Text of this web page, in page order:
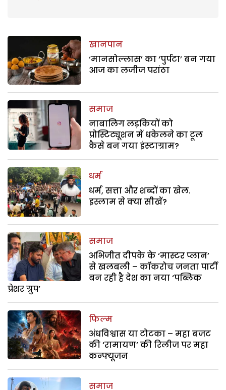
खानपान
‘मानसोल्लास’ का ‘पुर्पटा’ बन गया
आज का लजीज परांठा
समाज
नाबालिग लड़कियों को
प्रोस्टिट्यूशन में धकेलने का टूल
कैसे बन गया इंस्टाग्राम?
धर्म
धर्म, सत्ता और शब्दों का खेल.
इस्लाम से क्या सीखें?
समाज
अभिजीत दीपके के ‘मास्टर प्लान’
से खलबली – कॉकरोच जनता पार्टी
बन रही है देश का नया ‘पब्लिक
प्रेशर ग्रुप’
फिल्म
अंधविश्वास या टोटका – महा बजट
की ‘रामायण’ की रिलीज पर महा
कन्फ्यूजन
समाज